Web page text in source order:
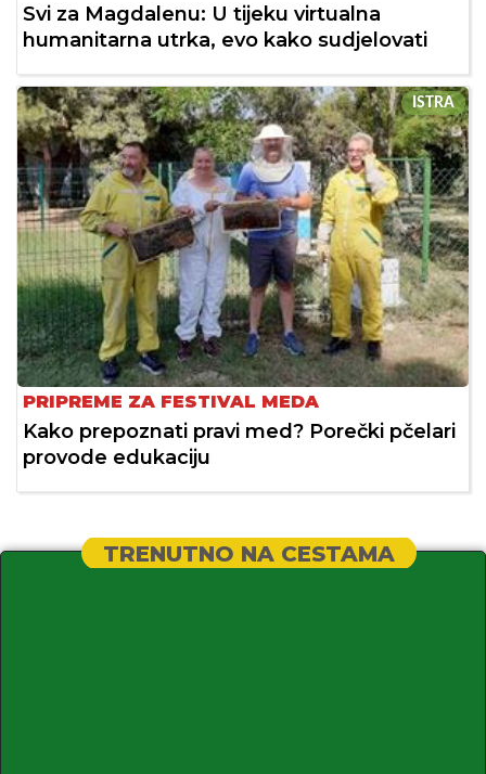
Svi za Magdalenu: U tijeku virtualna
humanitarna utrka, evo kako sudjelovati
ISTRA
PRIPREME ZA FESTIVAL MEDA
Kako prepoznati pravi med? Porečki pčelari
provode edukaciju
TRENUTNO NA CESTAMA